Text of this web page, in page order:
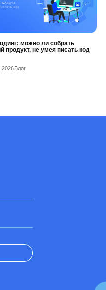
можно ли собрать
продукт, не умея писать код
2026 Блог